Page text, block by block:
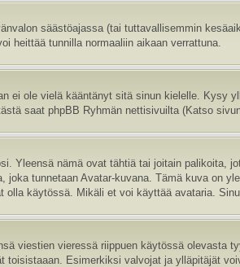
säästöajassa (tai tuttavallisemmin
heittää tunnilla normaaliin aikaan verrattuna.
ei ole vielä kääntänyt sitä sinun kielelle. Kysy
saat phpBB Ryhmän nettisivuilta (Katso
Yleensä nämä ovat tähtiä tai joitain palikoita,
tunnetaan Avatar-kuvana. Tämä kuva on
käytössä. Mikäli et voi käyttää avataria.
viestien vieressä riippuen käytössä olevasta
Esimerkiksi valvojat ja ylläpitäjät